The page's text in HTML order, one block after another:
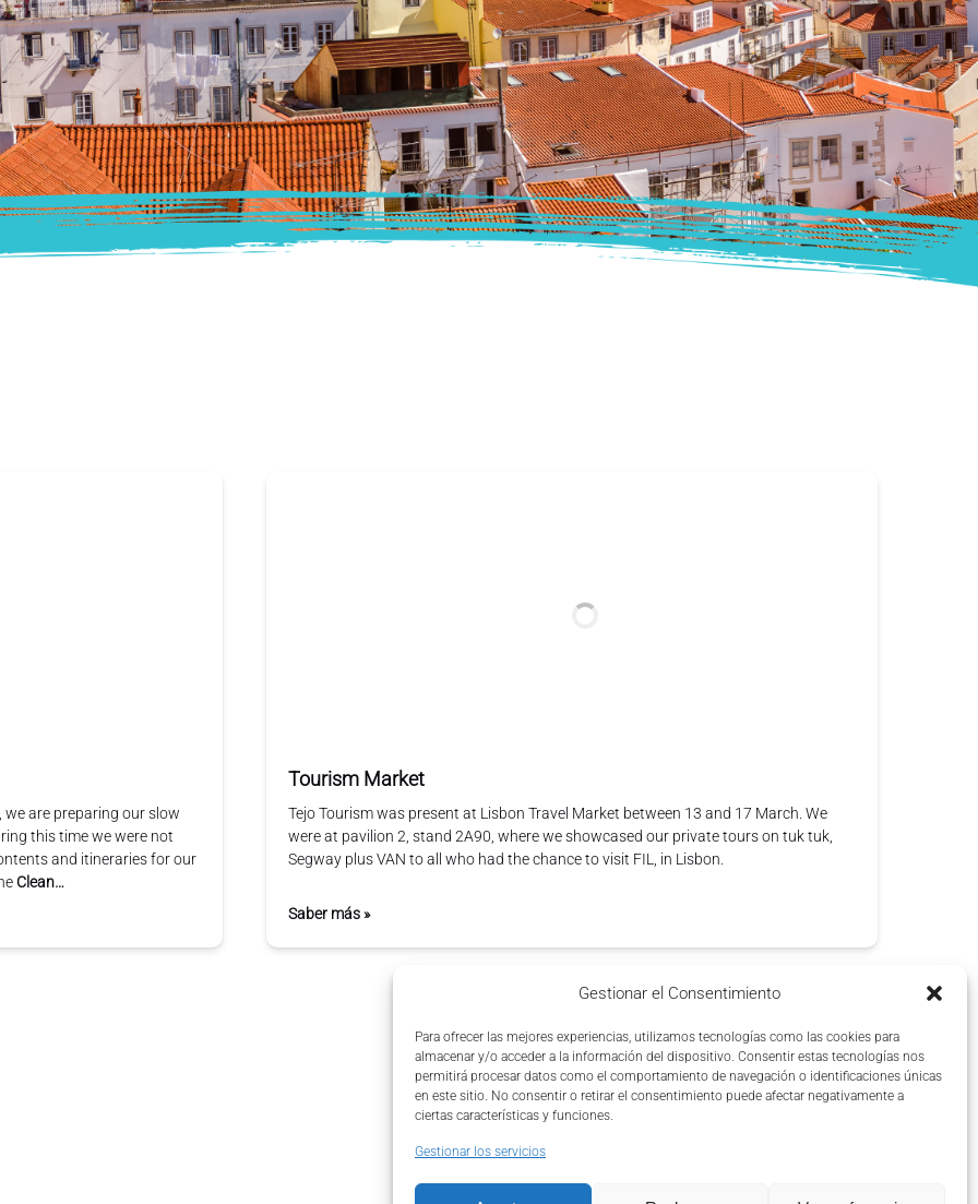
Gestionar el Consentimiento
Para ofrecer las mejores experiencias, utilizamos tecnologías como las cookies para
almacenar y/o acceder a la información del dispositivo. Consentir estas tecnologías nos
permitirá procesar datos como el comportamiento de navegación o identificaciones únicas
en este sitio. No consentir o retirar el consentimiento puede afectar negativamente a
ciertas características y funciones.
Gestionar los servicios
are preparing our slow
this time we were not
and itineraries for our
Clean…
Tourism Market
Tejo Tourism was present at Lisbon Travel Market between 13 and 17 March. We
were at pavilion 2, stand 2A90, where we showcased our private tours on tuk tuk,
Segway plus VAN to all who had the chance to visit FIL, in Lisbon.
Saber más »